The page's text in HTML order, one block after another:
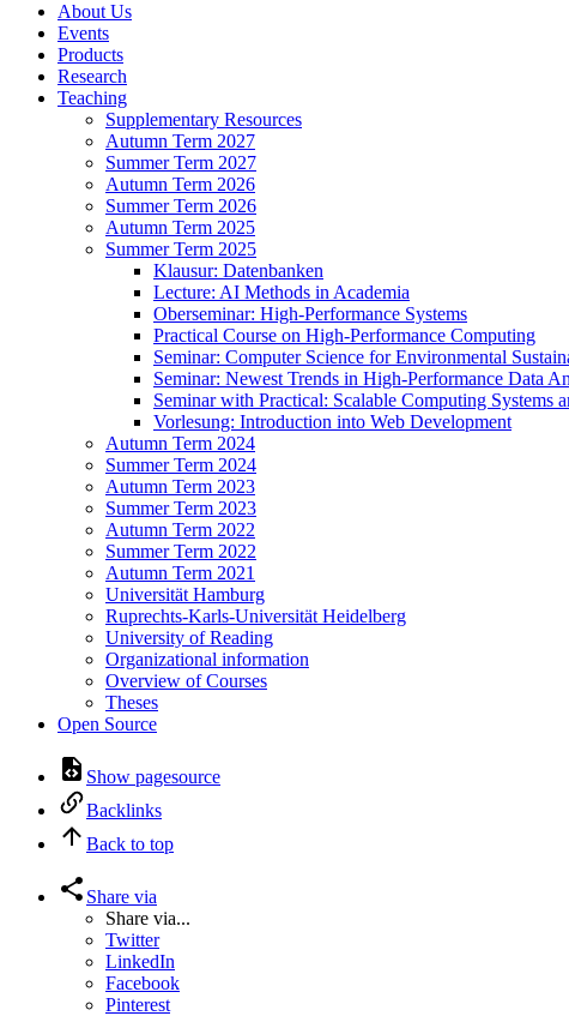
About Us
Events
Products
Research
Teaching
Supplementary Resources
Autumn Term 2027
Summer Term 2027
Autumn Term 2026
Summer Term 2026
Autumn Term 2025
Summer Term 2025
Klausur: Datenbanken
Lecture: AI Methods in Academia
Oberseminar: High-Performance Systems
Practical Course on High-Performance Computing
Seminar: Computer Science for Environmental
Seminar: Newest Trends in High-Performance Data
Seminar with Practical: Scalable Computing
Vorlesung: Introduction into Web Development
Autumn Term 2024
Summer Term 2024
Autumn Term 2023
Summer Term 2023
Autumn Term 2022
Summer Term 2022
Autumn Term 2021
Universität Hamburg
Ruprechts-Karls-Universität Heidelberg
University of Reading
Organizational information
Overview of Courses
Theses
Open Source
Show pagesource
Backlinks
Back to top
Share via
Share via...
Twitter
LinkedIn
Facebook
Pinterest